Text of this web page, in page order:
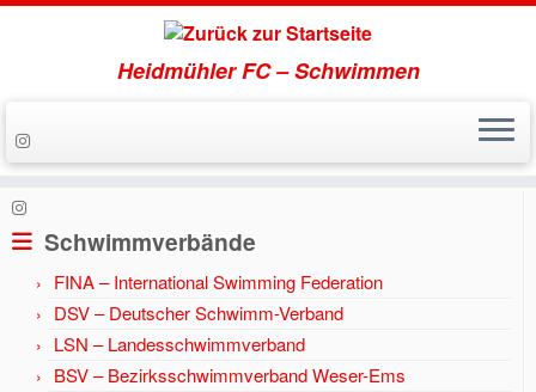
Zum
Inhalt
Heidmühler FC – Schwimmen
Start » Aktuell » Silke Amelsberg
Schwimmverbände
FINA – International Swimming Federation
DSV – Deutscher Schwimm-Verband
LSN – Landesschwimmverband
BSV – Bezirksschwimmverband Weser-Ems